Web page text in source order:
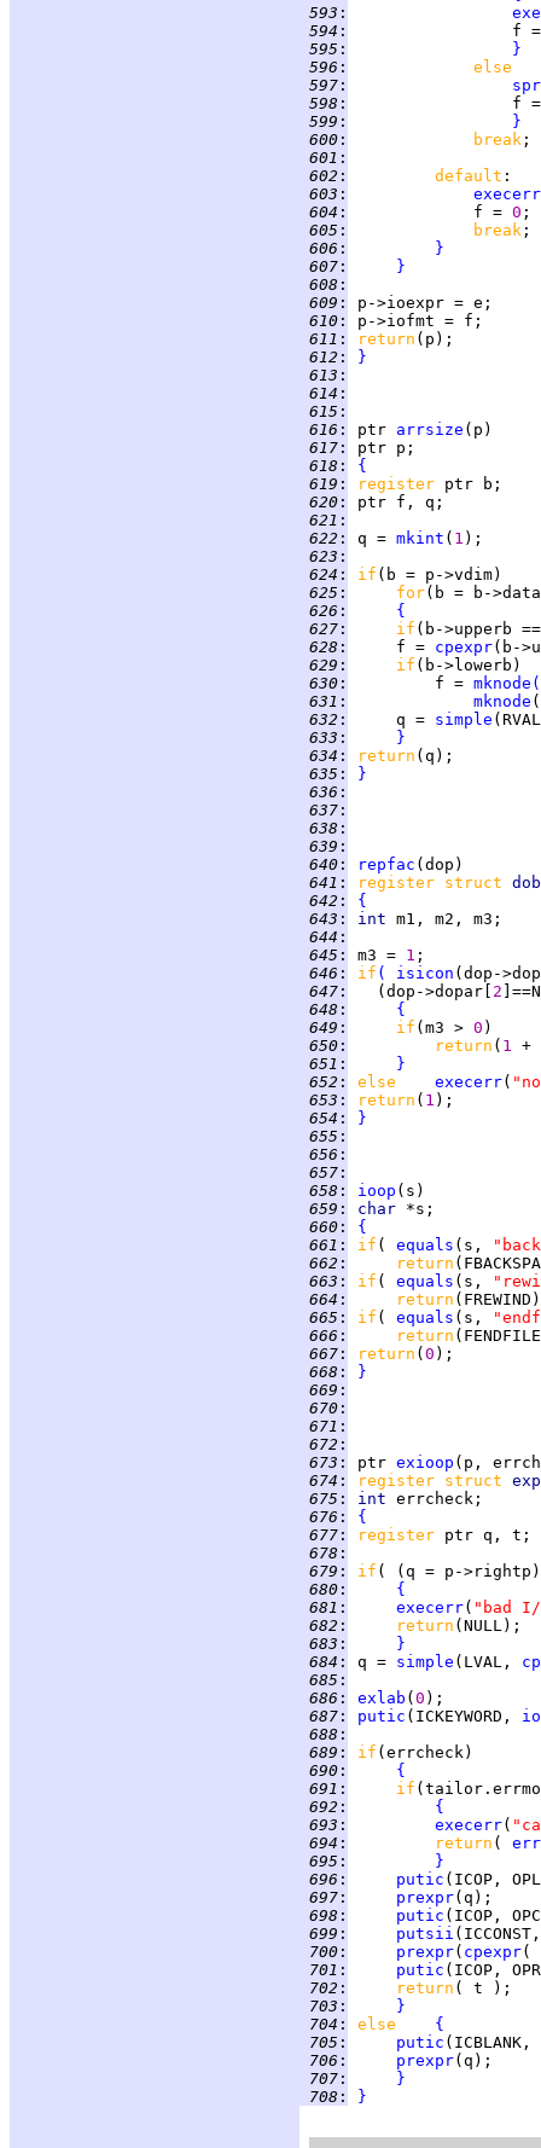
593 :
594 :
f
595 :
}
596 :
597 :
598 :
f
599 :
}
600 : break
601 :
602 : default
603 :
execerr
604 :
             f =
0
605 : break
606 :
}
607 :
}
608 :
609 :
610 :
611 : return
612 :
}
613 :
614 :
615 :
616 : ptr arrsize
617 :
618 :
{
619 : register
620 :
621 :
622 : q = mkint ( 1
623 :
624 : if
625 :
for
626 :
{
627 : if (b->upperb
628 :
     f =
cpexpr
629 : if
630 :
         f =
mknode (
631 : mknode
632 :
     q =
simple
633 :
}
634 : return
635 :
}
636 :
637 :
638 :
639 :
640 : repfac
641 : register struct
642 :
{
643 : int
644 :
645 : m3 = 1
646 : if ( isicon (dop-
647 :
   (dop->dopar[
2
648 :
{
649 : if (m3 > 0
650 : return ( 1
651 :
}
652 : else execerr(
653 : return ( 1
654 :
}
655 :
656 :
657 :
658 : ioop
659 : char
660 :
{
661 : if ( equals (s,
662 :
return
663 : if ( equals (s,
664 :
return
665 : if ( equals (s,
666 :
return
667 : return ( 0
668 :
}
669 :
670 :
671 :
672 :
673 : ptr exioop
674 : register struct
675 : int
676 :
{
677 : register
678 :
679 :
if
680 :
{
681 : execerr( "bad
682 : return
683 :
}
684 : q = simple (LVAL,
685 :
686 : exlab ( 0
687 : putic (ICKEYWORD,
688 :
689 : if
690 :
{
691 :
if
692 :
{
693 : execerr(
694 : return (
695 :
}
696 :
putic
697 : prexpr
698 :
putic
699 : putsii
700 : prexpr( cpexpr(
701 :
putic
702 : return
703 :
}
704 : else {
705 : putic (ICBLANK,
706 : prexpr
707 :
}
708 : }